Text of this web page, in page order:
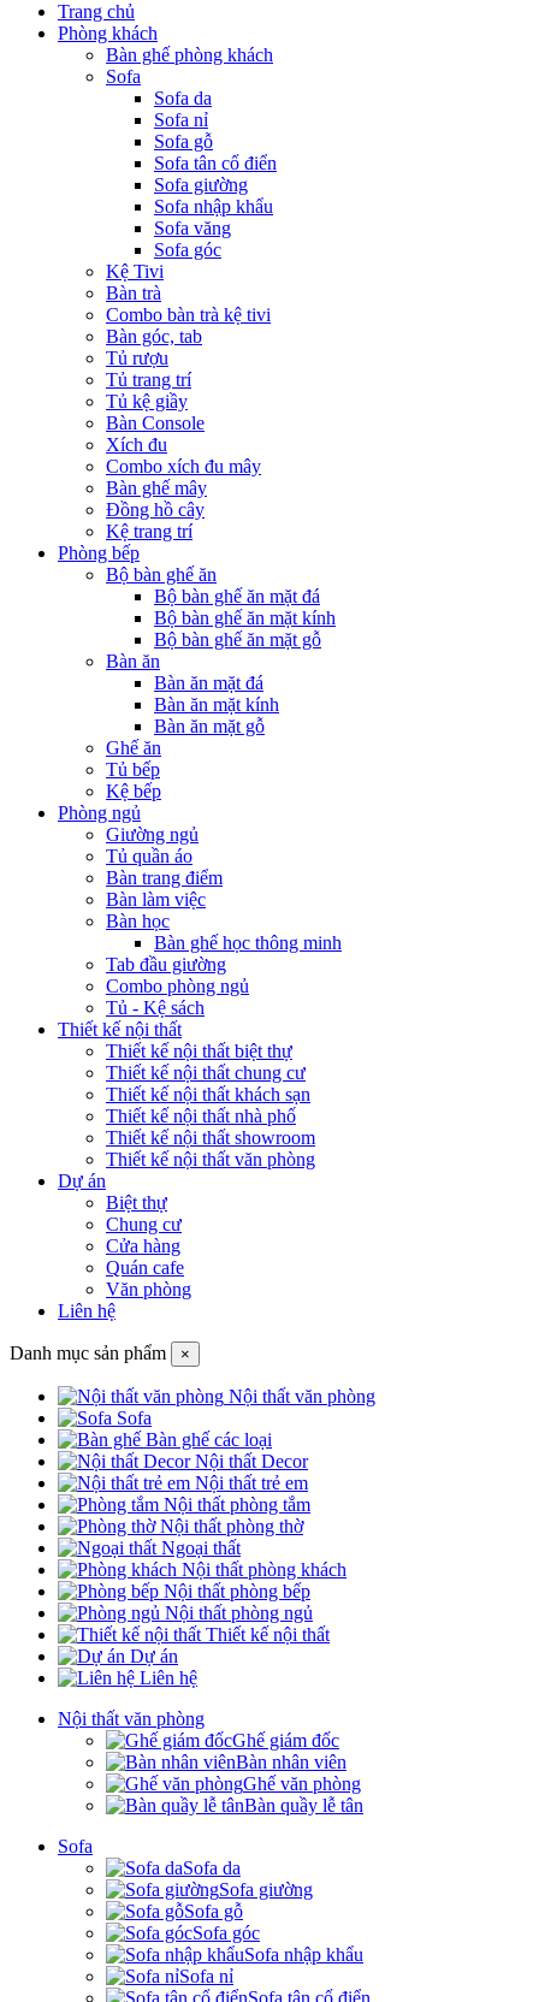
Trang chủ
Phòng khách
Bàn ghế phòng khách
Sofa
Sofa da
Sofa nỉ
Sofa gỗ
Sofa tân cổ điển
Sofa giường
Sofa nhập khẩu
Sofa văng
Sofa góc
Kệ Tivi
Bàn trà
Combo bàn trà kệ tivi
Bàn góc, tab
Tủ rượu
Tủ trang trí
Tủ kệ giầy
Bàn Console
Xích đu
Combo xích đu mây
Bàn ghế mây
Đồng hồ cây
Kệ trang trí
Phòng bếp
Bộ bàn ghế ăn
Bộ bàn ghế ăn mặt đá
Bộ bàn ghế ăn mặt kính
Bộ bàn ghế ăn mặt gỗ
Bàn ăn
Bàn ăn mặt đá
Bàn ăn mặt kính
Bàn ăn mặt gỗ
Ghế ăn
Tủ bếp
Kệ bếp
Phòng ngủ
Giường ngủ
Tủ quần áo
Bàn trang điểm
Bàn làm việc
Bàn học
Bàn ghế học thông minh
Tab đầu giường
Combo phòng ngủ
Tủ - Kệ sách
Thiết kế nội thất
Thiết kế nội thất biệt thự
Thiết kế nội thất chung cư
Thiết kế nội thất khách sạn
Thiết kế nội thất nhà phố
Thiết kế nội thất showroom
Thiết kế nội thất văn phòng
Dự án
Biệt thự
Chung cư
Cửa hàng
Quán cafe
Văn phòng
Liên hệ
Danh mục sản phẩm ×
Nội thất văn phòng
Sofa
Bàn ghế các loại
Nội thất Decor
Nội thất trẻ em
Nội thất phòng tắm
Nội thất phòng thờ
Ngoại thất
Nội thất phòng khách
Nội thất phòng bếp
Nội thất phòng ngủ
Thiết kế nội thất
Dự án
Liên hệ
Nội thất văn phòng
Ghế giám đốc
Bàn nhân viên
Ghế văn phòng
Bàn quầy lễ tân
Sofa
Sofa da
Sofa giường
Sofa gỗ
Sofa góc
Sofa nhập khẩu
Sofa nỉ